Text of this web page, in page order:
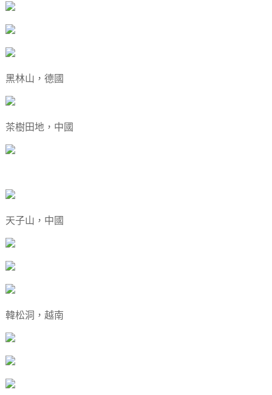
黑林山，德國
茶樹田地，中國
天子山，中國
韓松洞，越南